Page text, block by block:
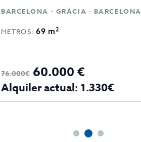
BARCELONA · GRÀCIA · BARCELONA
METROS:69 m2
76.000€ 60.000 €
Alquiler actual: 1.330€